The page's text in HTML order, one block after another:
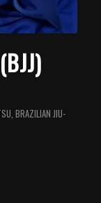
BRAZILIAN JIU-